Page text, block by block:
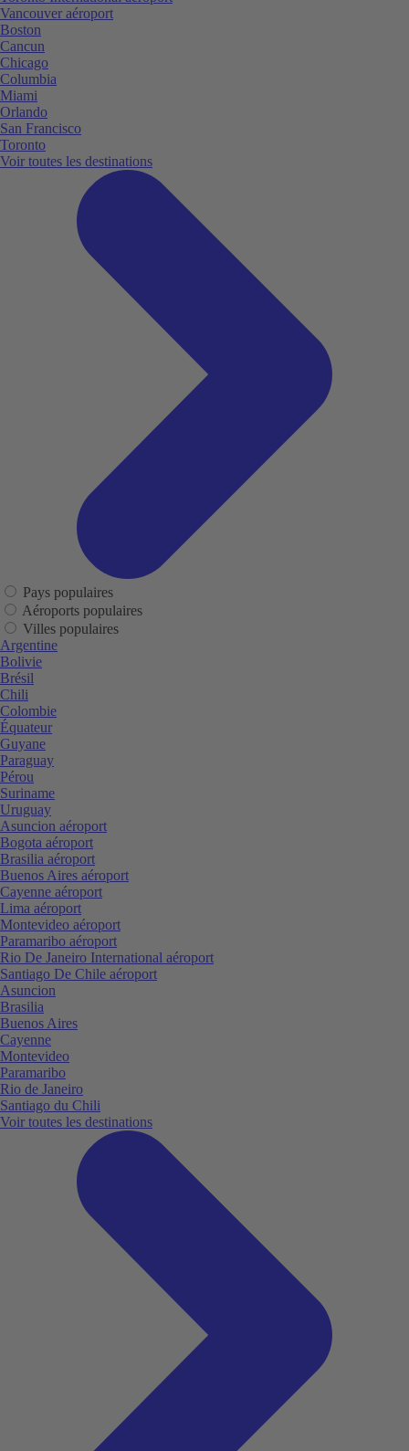
Vancouver aéroport
Boston
Cancun
Chicago
Columbia
Miami
Orlando
San Francisco
Toronto
Voir toutes les destinations
Pays populaires
Aéroports populaires
Villes populaires
Argentine
Bolivie
Brésil
Chili
Colombie
Équateur
Guyane
Paraguay
Pérou
Suriname
Uruguay
Asuncion aéroport
Bogota aéroport
Brasilia aéroport
Buenos Aires aéroport
Cayenne aéroport
Lima aéroport
Montevideo aéroport
Paramaribo aéroport
Rio De Janeiro International aéroport
Santiago De Chile aéroport
Asuncion
Brasilia
Buenos Aires
Cayenne
Montevideo
Paramaribo
Rio de Janeiro
Santiago du Chili
Voir toutes les destinations